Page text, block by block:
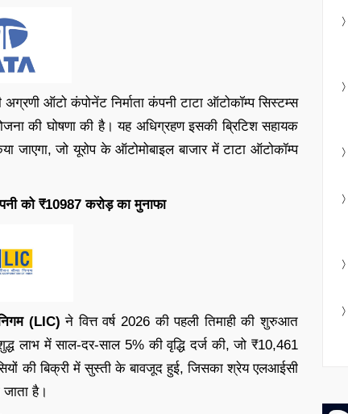
ऑटो कंपोनेंट निर्माता कंपनी टाटा ऑटोकॉम्प सिस्टम्स
की घोषणा की है। यह अधिग्रहण इसकी ब्रिटिश सहायक
जाएगा, जो यूरोप के ऑटोमोबाइल बाजार में टाटा ऑटोकॉम्प
को ₹10987 करोड़ का मुनाफा
(LIC) ने वित्त वर्ष 2026 की पहली तिमाही की शुरुआत
लाभ में साल-दर-साल 5% की वृद्धि दर्ज की, जो ₹10,461
की बिक्री में सुस्ती के बावजूद हुई, जिसका श्रेय एलआईसी
है।